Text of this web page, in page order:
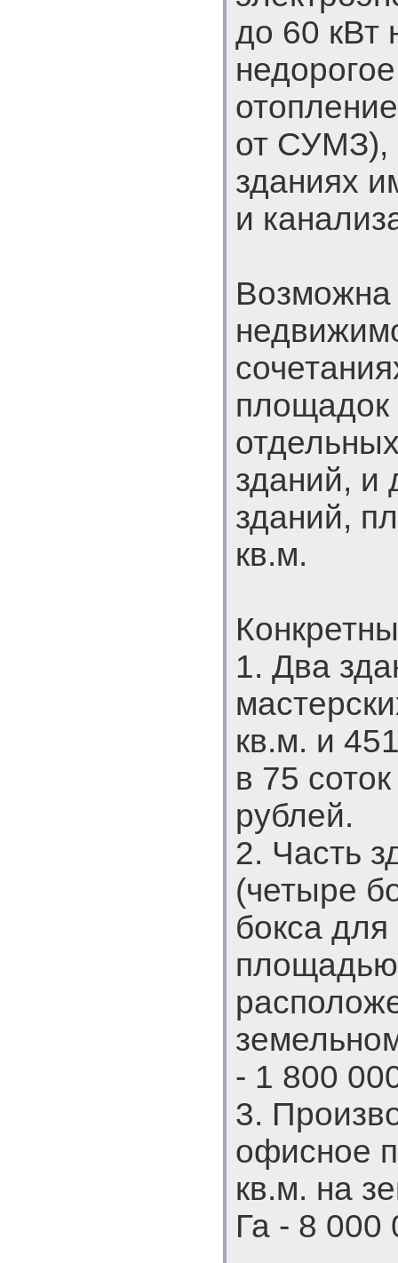
до 60 кВт
от СУМЗ),
зданиях
и
площадок
зданий, и
зданий,
кв.м.
1. Два
кв.м. и
в 75
рублей.
2. Часть
(четыре
бокса для
- 1 800
3.
офисное
кв.м. на
Га - 8 000